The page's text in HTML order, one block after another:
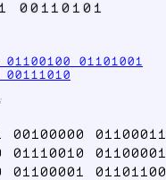
00110101
01101001
00111010
00100000 01100011
01110010 01100001
01100001 01101100